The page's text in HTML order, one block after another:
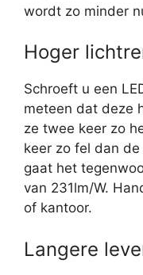
wordt zo minder
Hoger
Schroeft u een
meteen dat deze
ze twee keer zo
keer zo fel dan
gaat het
van 231lm/W.
of kantoor.
Langere